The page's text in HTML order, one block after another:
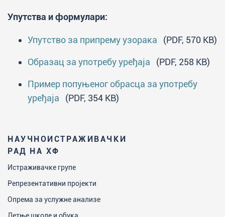
НАУЧНОИСТРАЖИВАЧКИ
РАД НА ХФ
Истраживачке групе
Репрезентативни пројекти
Опрема за услужне анализе
Упутства и формулари:
Упутство за припрему узорака (PDF, 570 KB)
Образац за употребу уређаја (PDF, 258 KB)
Пример попуњеног обрасца за употребу
уређаја (PDF, 354 KB)